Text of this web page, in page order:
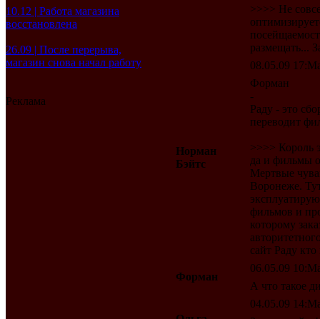
10.12 | Работа магазина
восстановлена
26.09 | После перерыва,
магазин снова начал работу
Реклама
>>>> Не
размещать...
Норман
Бэйтс
08.05.09
Форман
-
Раду - это
переводит
>>>> Король
да и фильмы
Мертвые
Воронеже.
фильмов и
которому
сайт Раду
Форман
06.05.09
А что такое
04.05.09